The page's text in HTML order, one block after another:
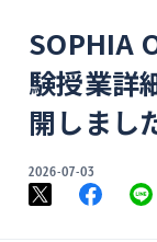
SOPHIA
験授業詳
開しまし
2026-07-03